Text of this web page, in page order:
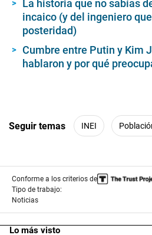
La historia que no sabías
incaico (y del ingeniero
posteridad)
Cumbre entre Putin y Kim
hablaron y por qué
Seguir temas INEI
Conforme a los criterios de
Tipo de trabajo:
Noticias
Lo más visto